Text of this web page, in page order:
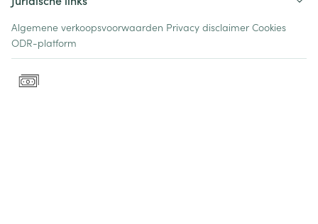
Algemene verkoopsvoorwaarden Privacy disclaimer Cookies
ODR-platform